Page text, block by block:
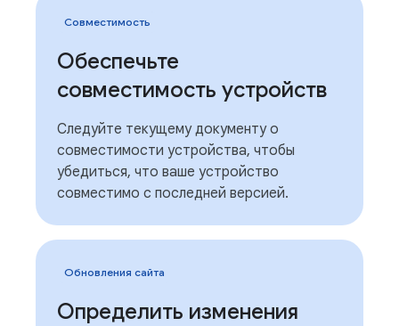
Совместимость
Обеспечьте
совместимость устройств
Следуйте текущему документу о
совместимости устройства, чтобы
убедиться, что ваше устройство
совместимо с последней версией.
Обновления сайта
Определить изменения